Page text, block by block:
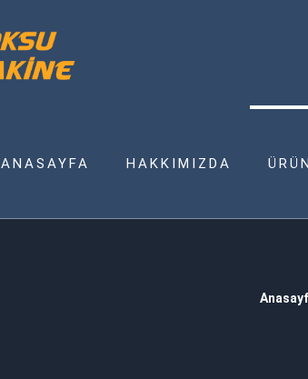
ANASAYFA HAKKIMIZDA